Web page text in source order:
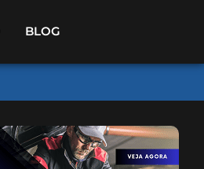
BLOG